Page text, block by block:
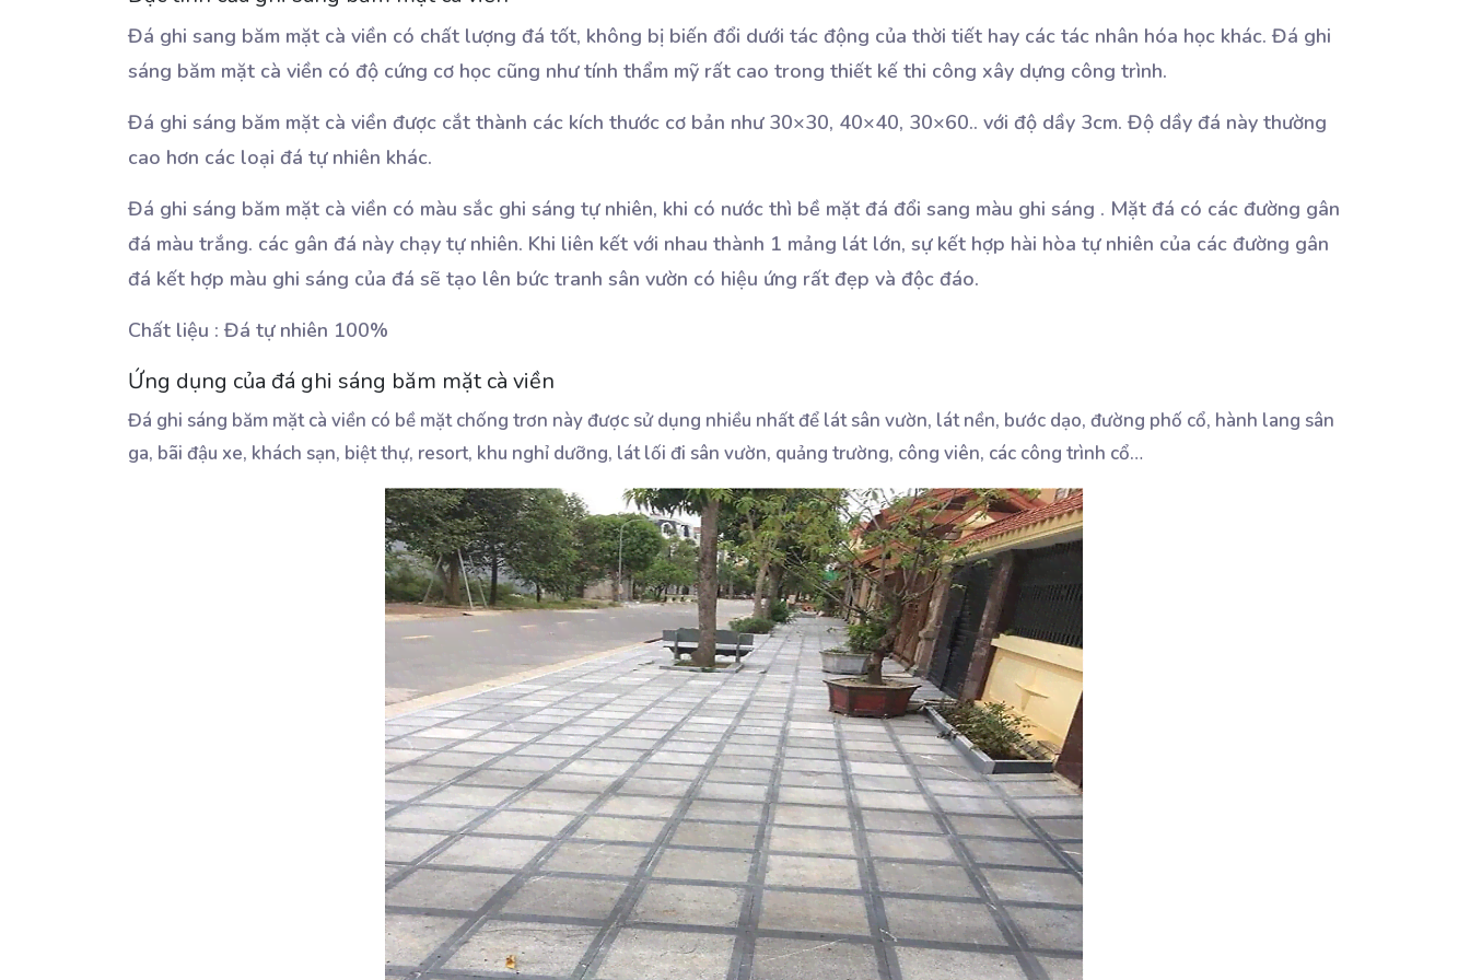
Đá ghi sang băm mặt cà viền có chất lượng đá tốt, không bị biến đổi dưới tác động của thời tiết hay các tác nhân hóa học khác. Đá ghi
sáng băm mặt cà viền có độ cứng cơ học cũng như tính thẩm mỹ rất cao trong thiết kế thi công xây dựng công trình.
Đá ghi sáng băm mặt cà viền được cắt thành các kích thước cơ bản như 30×30, 40×40, 30×60.. với độ dầy 3cm. Độ dầy đá này thường
cao hơn các loại đá tự nhiên khác.
Đá ghi sáng băm mặt cà viền có màu sắc ghi sáng tự nhiên, khi có nước thì bề mặt đá đổi sang màu ghi sáng . Mặt đá có các đường gân
đá màu trắng. các gân đá này chạy tự nhiên. Khi liên kết với nhau thành 1 mảng lát lớn, sự kết hợp hài hòa tự nhiên của các đường gân
đá kết hợp màu ghi sáng của đá sẽ tạo lên bức tranh sân vườn có hiệu ứng rất đẹp và độc đáo.
Chất liệu : Đá tự nhiên 100%
Ứng dụng của đá ghi sáng băm mặt cà viền
Đá ghi sáng băm mặt cà viền có bề mặt chống trơn này được sử dụng nhiều nhất để lát sân vườn, lát nền, bước dạo, đường phố cổ, hành lang sân
ga, bãi đậu xe, khách sạn, biệt thự, resort, khu nghỉ dưỡng, lát lối đi sân vườn, quảng trường, công viên, các công trình cổ…